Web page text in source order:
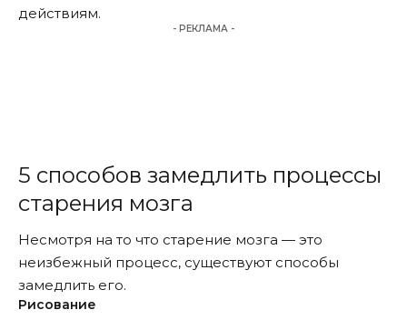
действиям.
- РЕКЛАМА -
5 способов замедлить процессы
старения мозга
Несмотря на то что старение мозга — это
неизбежный процесс, существуют способы
замедлить его.
Рисование